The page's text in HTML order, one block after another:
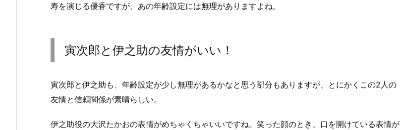
寿を演じる優香ですが、あの年齢設定には無理がありますよね。
寅次郎と伊之助の友情がいい！
寅次郎と伊之助も、年齢設定が少し無理があるかなと思う部分もありますが、とにかくこの2人の
友情と信頼関係が素晴らしい。
伊之助役の大沢たかおの表情がめちゃくちゃいいですね。笑った顔のとき、口を開けている表情が